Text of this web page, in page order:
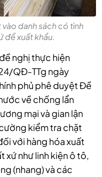
danh sách có tình
để xuất khẩu.
nghị thực hiện
QĐ-TTg ngày
phủ phê duyệt Đề
về chống lẩn
mại và gian lận
kiểm tra chặt
với hàng hóa xuất
xứ như linh kiện ô tô,
(nhang) và các